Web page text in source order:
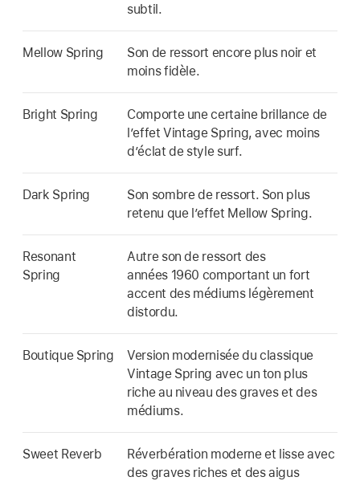
subtil.
Mellow Spring
Son de ressort encore plus noir et
moins fidèle.
Bright Spring
Comporte une certaine brillance de
l’effet Vintage Spring, avec moins
d’éclat de style surf.
Dark Spring
Son sombre de ressort. Son plus
retenu que l’effet Mellow Spring.
Resonant
Spring
Autre son de ressort des
années 1960 comportant un fort
accent des médiums légèrement
distordu.
Boutique Spring
Version modernisée du classique
Vintage Spring avec un ton plus
riche au niveau des graves et des
médiums.
Sweet Reverb
Réverbération moderne et lisse avec
des graves riches et des aigus